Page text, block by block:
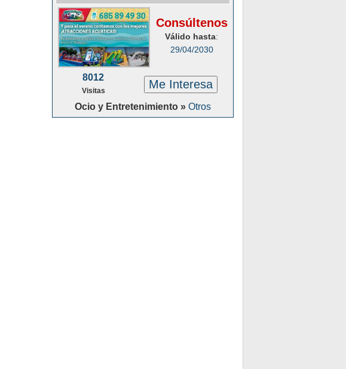
Consúltenos
Válido hasta:
29/04/2030
8012
Visitas Me Interesa
Ocio y Entretenimiento » Otros